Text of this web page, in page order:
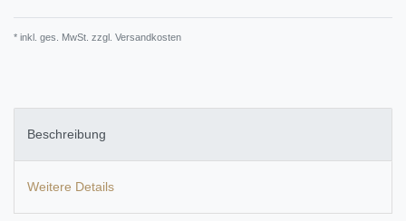
* inkl. ges. MwSt. zzgl. Versandkosten
Beschreibung
Weitere Details